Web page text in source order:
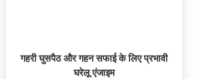
गहरी घुसपैठ और गहन सफाई के लिए प्रभावी
घरेलू एंजाइम